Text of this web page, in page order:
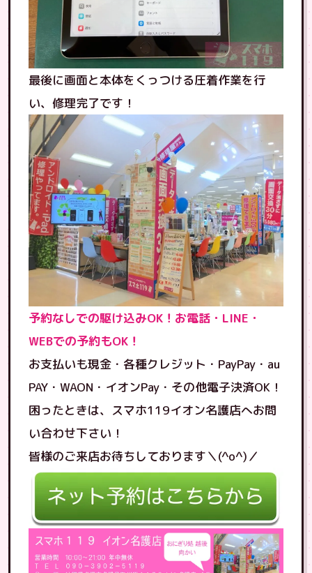
最後に画面と本体をくっつける圧着作業を行
い、修理完了です！
予約なしでの駆け込みOK！お電話・LINE・
WEBでの予約もOK！
お支払いも現金・各種クレジット・PayPay・au
PAY・WAON・イオンPay・その他電子決済OK！
困ったときは、スマホ119イオン名護店へお問
い合わせ下さい！
皆様のご来店お待ちしております＼(^o^)／